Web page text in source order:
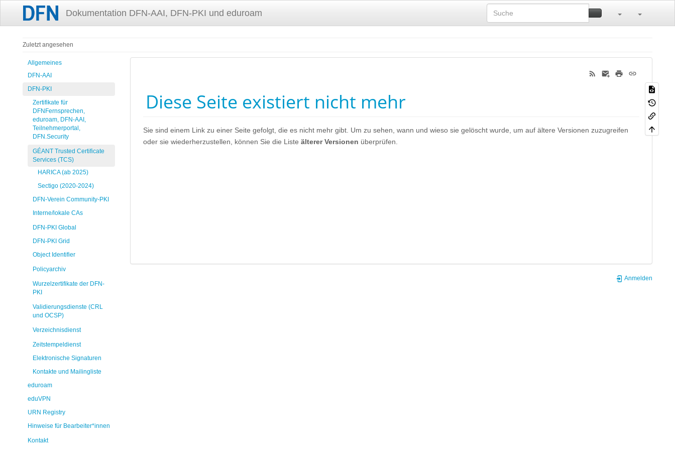
Dokumentation DFN-AAI, DFN-PKI und eduroam
Zuletzt angesehen
Allgemeines
DFN-AAI
DFN-PKI
Zertifikate für
DFNFernsprechen,
eduroam, DFN-AAI,
Teilnehmerportal,
DFN.Security
GÉANT Trusted Certificate
Services (TCS)
HARICA (ab 2025)
Sectigo (2020-2024)
DFN-Verein Community-PKI
Interne/lokale CAs
DFN-PKI Global
DFN-PKI Grid
Object Identifier
Policyarchiv
Wurzelzertifikate der DFN-
PKI
Validierungsdienste (CRL
und OCSP)
Verzeichnisdienst
Zeitstempeldienst
Elektronische Signaturen
Kontakte und Mailingliste
eduroam
eduVPN
URN Registry
Hinweise für Bearbeiter*innen
Kontakt
Diese Seite existiert nicht mehr
Sie sind einem Link zu einer Seite gefolgt, die es nicht mehr gibt. Um zu sehen, wann und wieso sie gelöscht wurde, um auf ältere Versionen zuzugreifen
oder sie wiederherzustellen, können Sie die Liste älterer Versionen überprüfen.
Anmelden